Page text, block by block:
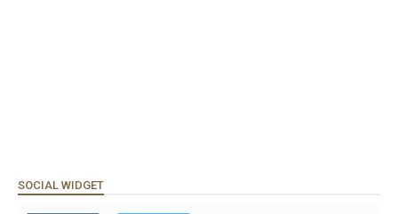
SOCIAL WIDGET